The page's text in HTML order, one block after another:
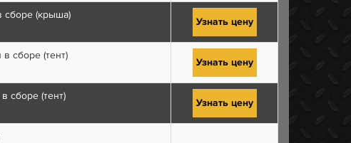
сборе (крыша)
Узнать цену
сборе (тент)
Узнать цену
сборе (тент)
Узнать цену